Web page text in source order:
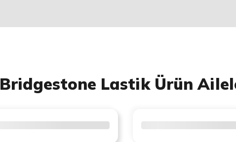
Bridgestone Lastik Ürün